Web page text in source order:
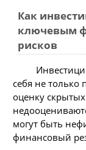
Как
ключевым
рисков
себя не только
оценку
могут быть
финансовый